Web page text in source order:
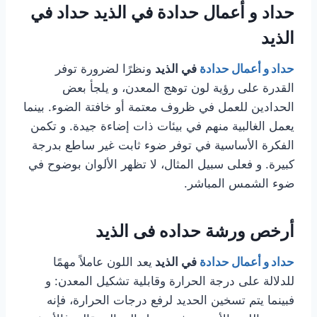
حداد و أعمال حدادة في الذيد حداد في
الذيد
حداد و أعمال حدادة في الذيد ونظرًا لضرورة توفر
القدرة على رؤية لون توهج المعدن، و يلجأ بعض
الحدادين للعمل في ظروف معتمة أو خافتة الضوء. بينما
يعمل الغالبية منهم في بيئات ذات إضاءة جيدة. و تكمن
الفكرة الأساسية في توفر ضوء ثابت غير ساطع بدرجة
كبيرة. و فعلى سبيل المثال، لا تظهر الألوان بوضوح في
ضوء الشمس المباشر.
أرخص ورشة حداده فى الذيد
حداد و أعمال حدادة في الذيد يعد اللون عاملاً مهمًا
للدلالة على درجة الحرارة وقابلية تشكيل المعدن: و
فبينما يتم تسخين الحديد لرفع درجات الحرارة، فإنه